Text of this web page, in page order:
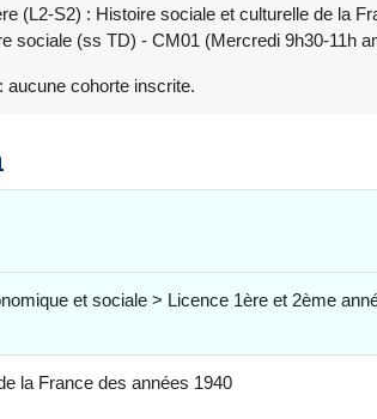
(L2-S2) : Histoire sociale et culturelle de la
sociale (ss TD) - CM01 (Mercredi 9h30-11h
cohorte inscrite.
et sociale > Licence 1ère et 2ème
la France des années 1940